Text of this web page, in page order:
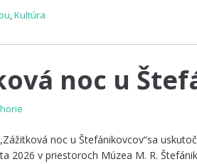
,Kultúra
noc u
noc u Štefánikovcov“sa
2026 v priestoroch Múzea M. R.